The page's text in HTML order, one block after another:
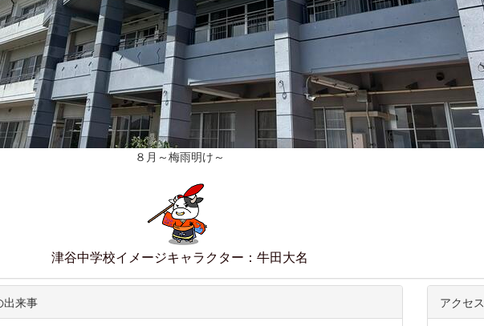
８月～梅雨明け～
津谷中学校イメージキャラクター：牛田大名
出来事 アクセ